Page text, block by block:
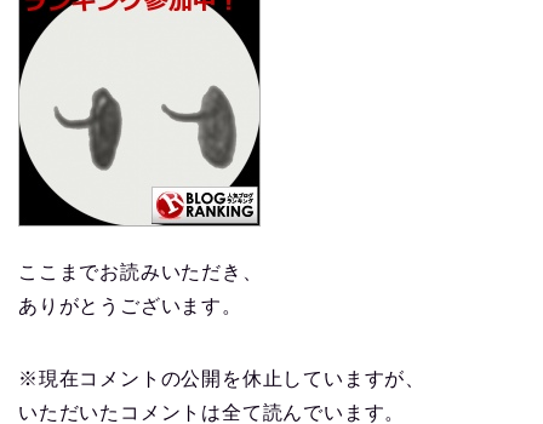
ここまでお読みいただき、
ありがとうございます。
※現在コメントの公開を休止していますが、
いただいたコメントは全て読んでいます。